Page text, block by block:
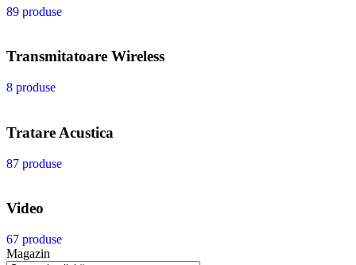
89 produse
Transmitatoare Wireless
8 produse
Tratare Acustica
87 produse
Video
67 produse
Magazin